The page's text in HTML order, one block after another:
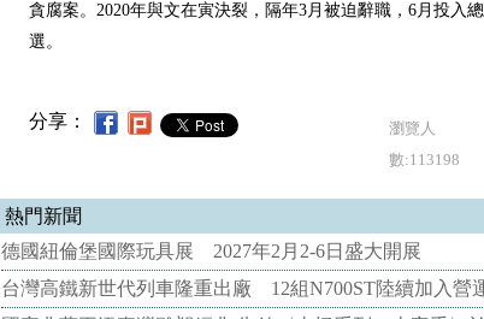
貪腐案。2020年與文在寅決裂，隔年3月被迫辭職，6月投入
選。
分享：
瀏覽人
數:113198
熱門新聞
德國紐倫堡國際玩具展 2027年2月2-6日盛大開展
台灣高鐵新世代列車隆重出廠 12組N700ST陸續加入營